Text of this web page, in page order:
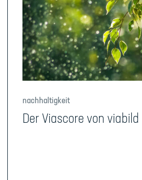
nachhaltigkeit
Der Viascore von viabild